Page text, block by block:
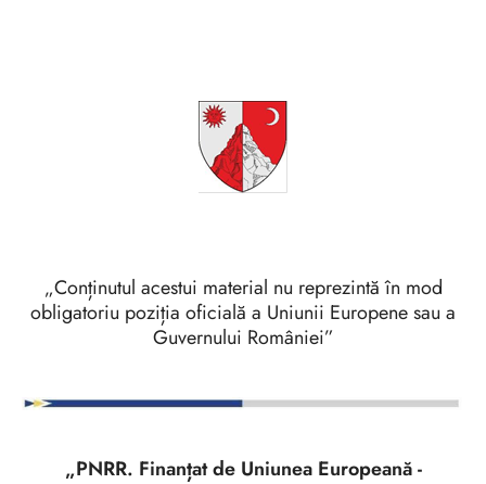
„Conținutul acestui material nu reprezintă în mod
obligatoriu poziția oficială a Uniunii Europene sau a
Guvernului României”
„PNRR. Finanțat de Uniunea Europeană -